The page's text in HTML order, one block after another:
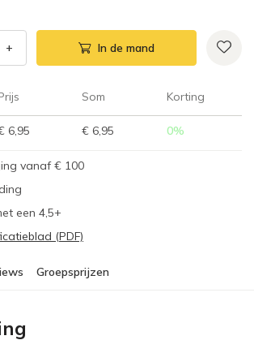
+ In de mand
Som Korting
6,95 € 6,95 0%
vanaf € 100
een 4,5+
(PDF)
Groepsprijzen